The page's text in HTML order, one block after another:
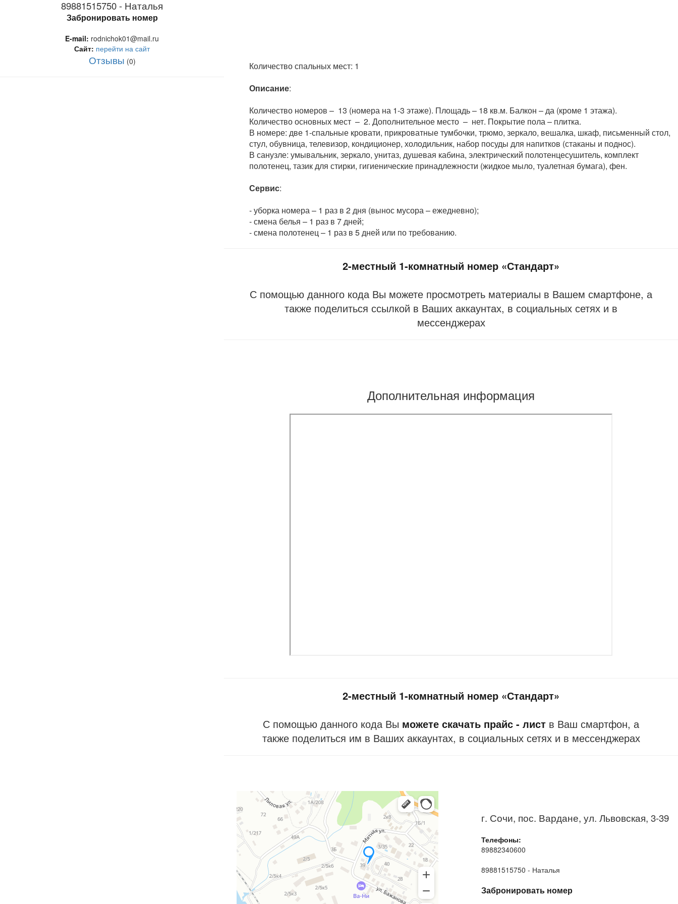
Количество спальных мест: 1
Описание:
Количество номеров – 13 (номера на 1-3 этаже). Площадь – 18 кв.м. Балкон – да (кроме 1 этажа).
Количество основных мест – 2. Дополнительное место – нет. Покрытие пола – плитка.
В номере: две 1-спальные кровати, прикроватные тумбочки, трюмо, зеркало, вешалка, шкаф, письменный стол,
стул, обувница, телевизор, кондиционер, холодильник, набор посуды для напитков (стаканы и поднос).
В санузле: умывальник, зеркало, унитаз, душевая кабина, электрический полотенцесушитель, комплект
полотенец, тазик для стирки, гигиенические принадлежности (жидкое мыло, туалетная бумага), фен.
Сервис:
- уборка номера – 1 раз в 2 дня (вынос мусора – ежедневно);
- смена белья – 1 раз в 7 дней;
- смена полотенец – 1 раз в 5 дней или по требованию.
2-местный 1-комнатный номер «Стандарт»
С помощью данного кода Вы можете просмотреть материалы в Вашем смартфоне, а
также поделиться ссылкой в Ваших аккаунтах, в социальных сетях и в
мессенджерах
Дополнительная информация
2-местный 1-комнатный номер «Стандарт»
С помощью данного кода Вы можете скачать прайс - лист в Ваш смартфон, а
также поделиться им в Ваших аккаунтах, в социальных сетях и в мессенджерах
г. Сочи, пос. Вардане, ул. Львовская, 3-39
Телефоны:
89882340600
89881515750 - Наталья
Забронировать номер
89881515750 - Наталья
Забронировать номер
E-mail: rodnichok01@mail.ru
Сайт: перейти на сайт
Отзывы (0)